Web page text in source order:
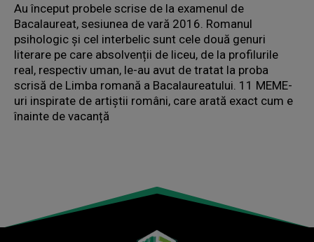
Au început probele scrise de la examenul de
Bacalaureat, sesiunea de vară 2016. Romanul
psihologic și cel interbelic sunt cele două genuri
literare pe care absolvenții de liceu, de la profilurile
real, respectiv uman, le-au avut de tratat la proba
scrisă de Limba romană a Bacalaureatului. 11 MEME-
uri inspirate de artiștii români, care arată exact cum e
înainte de vacanță